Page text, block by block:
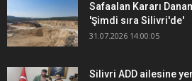
Safaalan Kararı
'Şimdi sıra Silivri'de'
31.07.2026 14:00:05
Silivri ADD ailesine